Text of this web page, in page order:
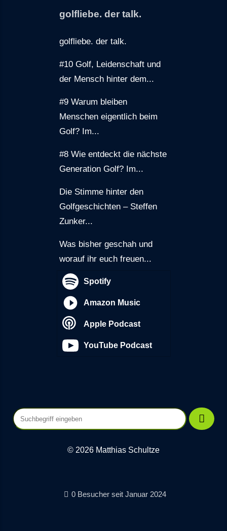
golfliebe. der talk.
golfliebe. der talk.
#10 Golf, Leidenschaft und
der Mensch hinter dem...
#9 Warum bleiben
Menschen eigentlich beim
Golf? Im...
#8 Wie entdeckt die nächste
Generation Golf? Im...
Die Stimme hinter den
Golfgeschichten – Steffen
Zunker...
Was bisher geschah und
worauf ihr euch freuen...
Spotify
Amazon Music
Apple Podcast
YouTube Podcast
© 2026 Matthias Schultze
0 Besucher seit Januar 2024